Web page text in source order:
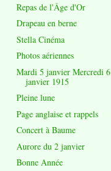
Repas de l'Âge d'Or
Drapeau en berne
Stella Cinéma
Photos aériennes
Mardi 5 janvier Mercredi 6
janvier 1915
Pleine lune
Page anglaise et rappels
Concert à Baume
Aurore du 2 janvier
Bonne Année